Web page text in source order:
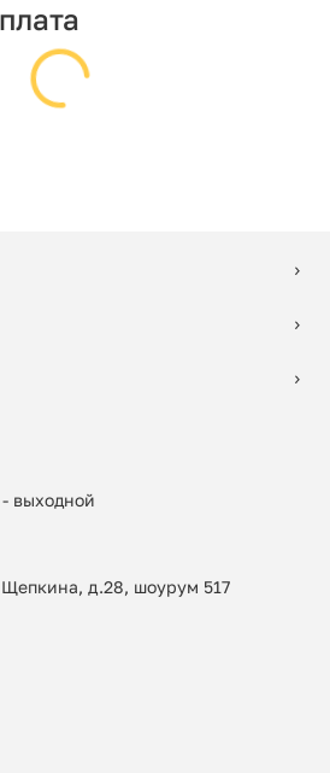
выходной
д.28, шоурум 517